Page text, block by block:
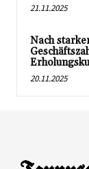
21.11.2025
Nach
20.11.2025